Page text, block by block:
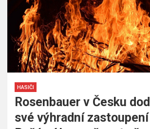
HASIČI
Rosenbauer v Česku
své výhradní